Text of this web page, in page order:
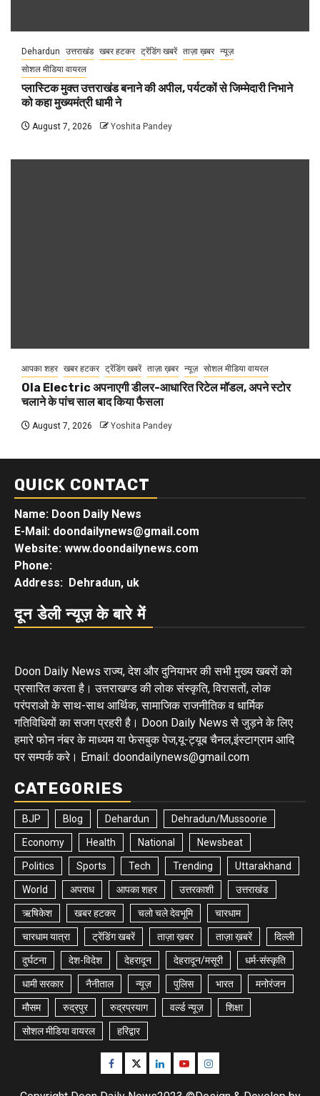
Dehardun उत्तराखंड खबर हटकर ट्रेंडिंग खबरें ताज़ा ख़बर न्यूज़
सोशल मीडिया वायरल
प्लास्टिक मुक्त उत्तराखंड बनाने की अपील, पर्यटकों से जिम्मेदारी निभाने
को कहा मुख्यमंत्री धामी ने
August 7, 2026 Yoshita Pandey
आपका शहर खबर हटकर ट्रेंडिंग खबरें ताज़ा ख़बर न्यूज़ सोशल मीडिया वायरल
Ola Electric अपनाएगी डीलर-आधारित रिटेल मॉडल, अपने स्टोर
चलाने के पांच साल बाद किया फैसला
August 7, 2026 Yoshita Pandey
QUICK CONTACT
Name: Doon Daily News
E-Mail: doondailynews@gmail.com
Website: www.doondailynews.com
Phone:
Address: Dehradun, uk
दून डेली न्यूज़ के बारे में
Doon Daily News राज्य, देश और दुनियाभर की सभी मुख्य खबरों को
प्रसारित करता है। उत्तराखण्ड की लोक संस्कृति, विरासतों, लोक
परंपराओ के साथ-साथ आर्थिक, सामाजिक राजनीतिक व धार्मिक
गतिविधियों का सजग प्रहरी है। Doon Daily News से जुड़ने के लिए
हमारे फोन नंबर के माध्यम या फेसबुक पेज,यू-ट्यूब चैनल,इंस्टाग्राम आदि
पर सम्पर्क करे। Email: doondailynews@gmail.com
CATEGORIES
BJP Blog Dehardun Dehradun/Mussoorie
Economy Health National Newsbeat
Politics Sports Tech Trending Uttarakhand
World अपराध आपका शहर उत्तरकाशी उत्तराखंड
ऋषिकेश खबर हटकर चलो चले देवभूमि चारधाम
चारधाम यात्रा ट्रेंडिंग खबरें ताज़ा ख़बर ताज़ा ख़बरें दिल्ली
दुर्घटना देश-विदेश देहरादून देहरादून/मसूरी धर्म-संस्कृति
धामी सरकार नैनीताल न्यूज़ पुलिस भारत मनोरंजन
मौसम रुद्रपुर रुद्रप्रयाग वर्ल्ड न्यूज़ शिक्षा
सोशल मीडिया वायरल हरिद्वार
Facebook
TwitterLinkedinYoutubeInstagram